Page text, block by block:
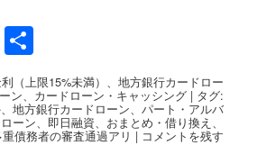
Email
有
（上限15%未満） 、地方銀行カードロー
ン、 カードローン・キャッシング | タグ:
、地方銀行カードローン 、パート・アルバ
ーン 、即日融資 おまとめ・借り換え
重債務者の審査通過アリ | コメントを残す